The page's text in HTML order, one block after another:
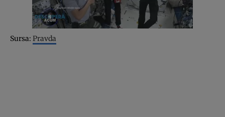
Sursa: Pravda